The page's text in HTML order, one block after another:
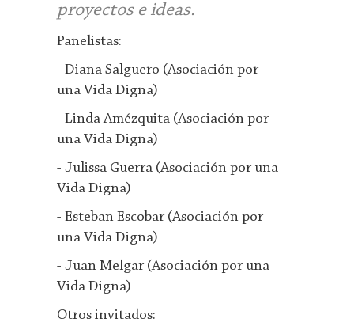
proyectos e ideas.
Panelistas:
- Diana Salguero (Asociación por
una Vida Digna)
- Linda Amézquita (Asociación por
una Vida Digna)
- Julissa Guerra (Asociación por una
Vida Digna)
- Esteban Escobar (Asociación por
una Vida Digna)
- Juan Melgar (Asociación por una
Vida Digna)
Otros invitados: